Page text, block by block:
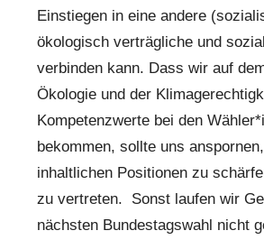
Einstiegen in eine andere
ökologisch verträgliche und
verbinden kann. Dass wir auf
Ökologie und der
Kompetenzwerte bei den
bekommen, sollte uns
inhaltlichen Positionen zu
zu vertreten. Sonst laufen wir
nächsten Bundestagswahl nicht